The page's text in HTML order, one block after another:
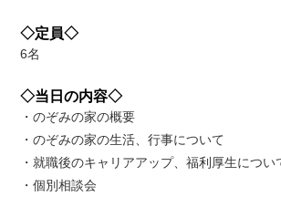
◇定員◇
6名
◇当日の内容◇
・のぞみの家の概要
・のぞみの家の生活、行事について
・就職後のキャリアアップ、福利厚生につい
・個別相談会